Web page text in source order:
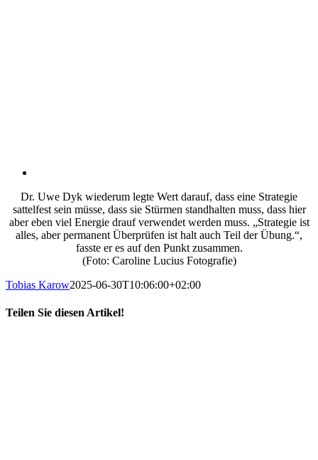
Dr. Uwe Dyk wiederum legte Wert darauf, dass eine Strategie
sattelfest sein müsse, dass sie Stürmen standhalten muss, dass hier
aber eben viel Energie drauf verwendet werden muss. „Strategie ist
alles, aber permanent Überprüfen ist halt auch Teil der Übung.“,
fasste er es auf den Punkt zusammen.
(Foto: Caroline Lucius Fotografie)
Tobias Karow2025-06-30T10:06:00+02:00
Teilen Sie diesen Artikel!